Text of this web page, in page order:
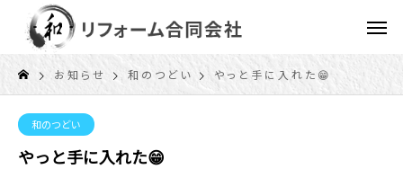
お知らせ 和のつどい やっと手に入れた😁
和のつどい
やっと手に入れた😁